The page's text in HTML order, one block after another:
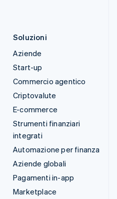
Soluzioni
Aziende
Start-up
Commercio agentico
Criptovalute
E-commerce
Strumenti finanziari
integrati
Automazione per finanza
Aziende globali
Pagamenti in-app
Marketplace